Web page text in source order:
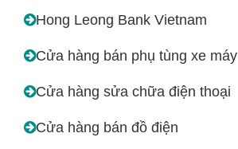
Hong Leong Bank Vietnam
Cửa hàng bán phụ tùng xe máy
Cửa hàng sửa chữa điện thoại
Cửa hàng bán đồ điện